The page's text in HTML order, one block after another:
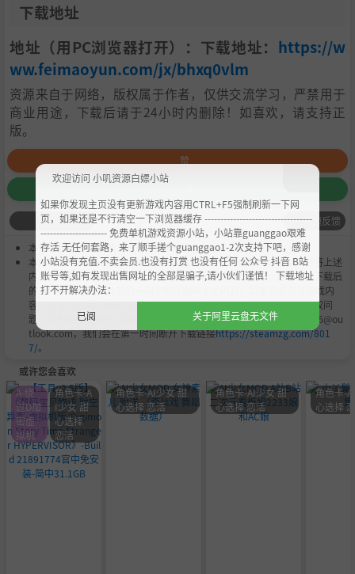
下载地址
地址（用PC浏览器打开）：下载地址： https://w
ww.feimaoyun.com/jx/bhxq0vlm
资源来自于网络，版权属于作者，仅供交流学习，严禁用于
商业用途，下载后请于24小时内删除！如喜欢，请支持正
版。
赞
问题反馈
本作品是由小叽资源 会员Chobits's 搬运作品.
本站提供的资源转载自国内外各大媒体和网络，仅供试玩体验；不得将上述
内容用于商业或者非法用途，否则，一切后果请用户自负。您必须在下载后
的24个小时之内，从您的电脑中彻底删除上述内容。如果您喜欢该游戏内
容，请支持正版，购买注册，得到更好的正版服务。我们非常重视版权问
题，如有侵权请邮件与我们联系处理。敬请谅解！E-mail：acgbns666@ou
tlook.com，我们会在第一时间断开下载链接https://steamzg.com/801
7/。
或许您会喜欢
A-绕
过D加
密虚
拟机
角色卡-A
I少女 甜
心选择
恋活
角色卡-AI少女 甜
心选择 恋活
角色卡-AI少女 甜
心选择 恋活
角色卡-
心选择
欢迎访问 小叽资源白嫖小站
如果你发现主页没有更新游戏内容用CTRL+F5强制刷新一下网
页，如果还是不行清空一下浏览器缓存 ----------------------------------
--------------------- 免费单机游戏资源小站，小站靠guanggao艰难
存活 无任何套路，来了顺手搓个guanggao1-2次支持下吧，感谢
小站没有充值.不卖会员.也没有打赏 也没有任何 公众号 抖音 B站
账号等,如有发现出售网址的全部是骗子,请小伙们谨慎！ 下载地址
打不开解决办法：
已阅
关于阿里云盘无文件